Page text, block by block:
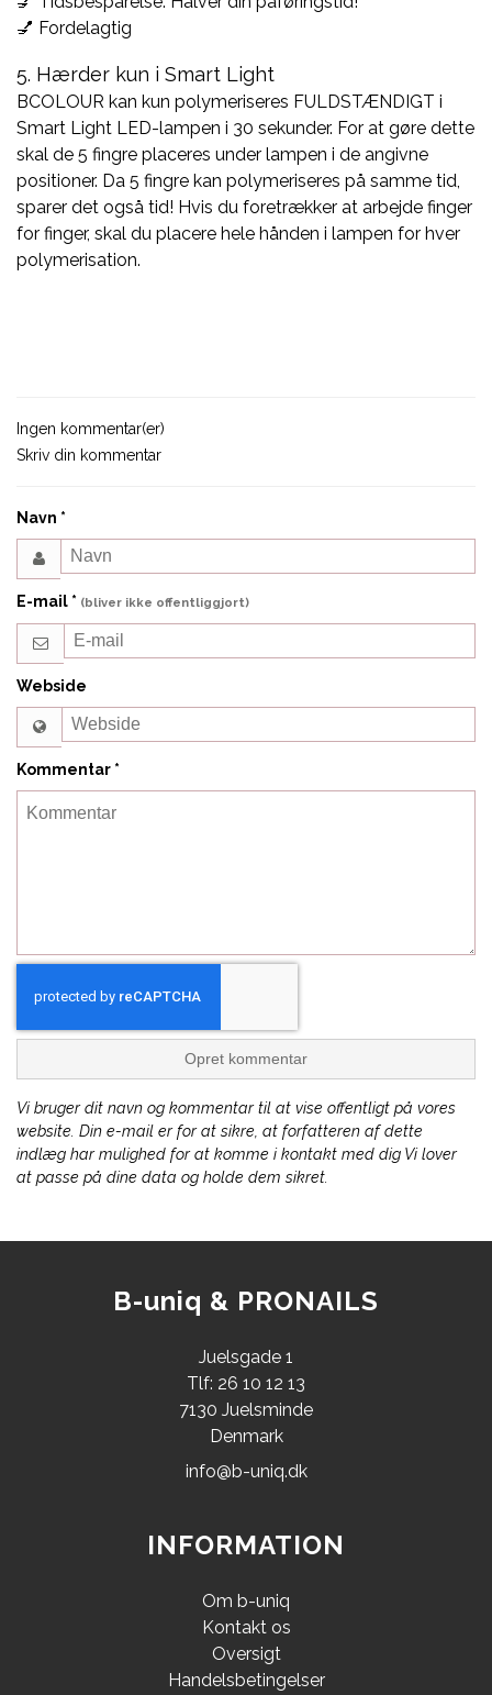
💅 Fordelagtig
5. Hærder kun i Smart Light
BCOLOUR kan kun polymeriseres FULDSTÆNDIGT i
Smart Light LED-lampen i 30 sekunder. For at gøre dette
skal de 5 fingre placeres under lampen i de angivne
positioner. Da 5 fingre kan polymeriseres på samme tid,
sparer det også tid! Hvis du foretrækker at arbejde finger
for finger, skal du placere hele hånden i lampen for hver
polymerisation.
Ingen kommentar(er)
Skriv din kommentar
Navn *
E-mail * (bliver ikke offentliggjort)
Webside
Kommentar *
Opret kommentar
Vi bruger dit navn og kommentar til at vise offentligt på vores
website. Din e-mail er for at sikre, at forfatteren af dette
indlæg har mulighed for at komme i kontakt med dig Vi lover
at passe på dine data og holde dem sikret.
B-uniq & PRONAILS
Juelsgade 1
Tlf: 26 10 12 13
7130 Juelsminde
Denmark
info@b-uniq.dk
INFORMATION
Om b-uniq
Kontakt os
Oversigt
Handelsbetingelser